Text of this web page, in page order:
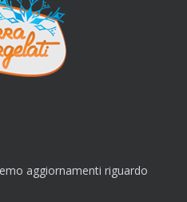
aggiornamenti riguardo